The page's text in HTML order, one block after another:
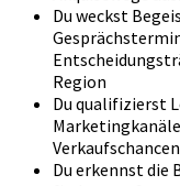
Du weckst
Region
Du qualifizierst
Verkaufschancen
Du erkennst die